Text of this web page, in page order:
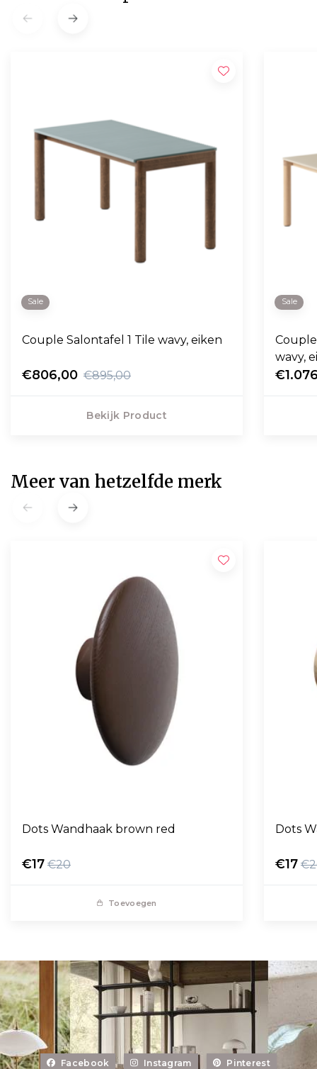
Sale
Couple Salontafel 1 Tile wavy, eiken
€806,00 €895,00
Bekijk Product
Sale
Couple
wavy,
Meer van hetzelfde merk
Dots Wandhaak brown red
€17 €20
Toevoegen
Dots
€17
Facebook Instagram Pinterest